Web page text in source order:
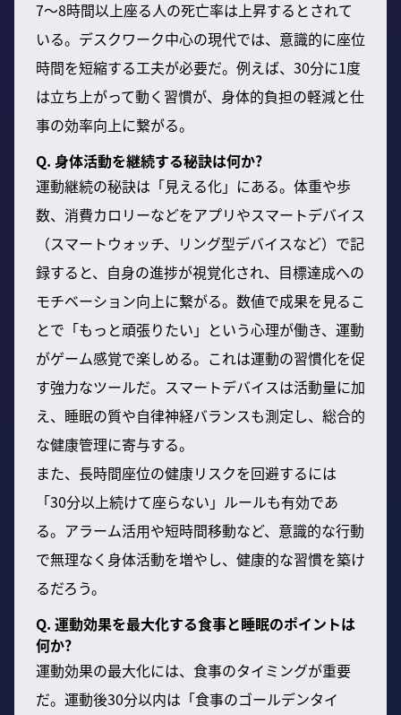
7～8時間以上座る人の死亡率は上昇するとされて
いる。デスクワーク中心の現代では、意識的に座位
時間を短縮する工夫が必要だ。例えば、30分に1度
は立ち上がって動く習慣が、身体的負担の軽減と仕
事の効率向上に繋がる。
Q. 身体活動を継続する秘訣は何か?
運動継続の秘訣は「見える化」にある。体重や歩
数、消費カロリーなどをアプリやスマートデバイス
（スマートウォッチ、リング型デバイスなど）で記
録すると、自身の進捗が視覚化され、目標達成への
モチベーション向上に繋がる。数値で成果を見るこ
とで「もっと頑張りたい」という心理が働き、運動
がゲーム感覚で楽しめる。これは運動の習慣化を促
す強力なツールだ。スマートデバイスは活動量に加
え、睡眠の質や自律神経バランスも測定し、総合的
な健康管理に寄与する。
また、長時間座位の健康リスクを回避するには
「30分以上続けて座らない」ルールも有効であ
る。アラーム活用や短時間移動など、意識的な行動
で無理なく身体活動を増やし、健康的な習慣を築け
るだろう。
Q. 運動効果を最大化する食事と睡眠のポイントは
何か?
運動効果の最大化には、食事のタイミングが重要
だ。運動後30分以内は「食事のゴールデンタイ